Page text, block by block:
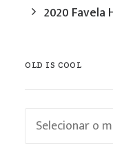
2020 Favela
OLD IS COOL
Old